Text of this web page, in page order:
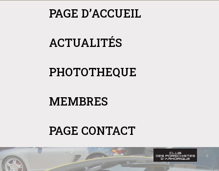
PAGE D’ACCUEIL
ACTUALITÉS
PHOTOTHEQUE
MEMBRES
PAGE CONTACT
Panneau de gestion des cookies